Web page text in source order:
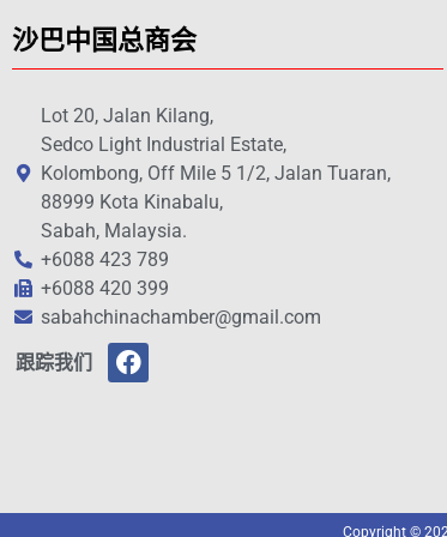
沙巴中国总商会
Lot 20, Jalan Kilang,
Sedco Light Industrial Estate,
Kolombong, Off Mile 5 1/2, Jalan Tuaran,
88999 Kota Kinabalu,
Sabah, Malaysia.
+6088 423 789
+6088 420 399
sabahchinachamber@gmail.com
跟踪我们
Copyright ©